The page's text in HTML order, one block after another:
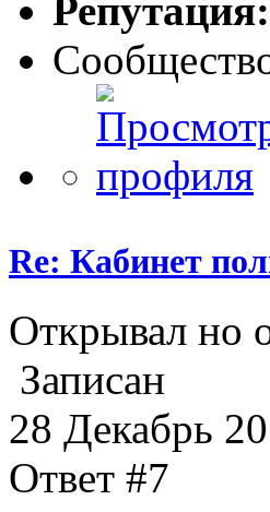
Репутация:
Re: Кабинет
Открывал но
Записан
28 Декабрь
Ответ #7